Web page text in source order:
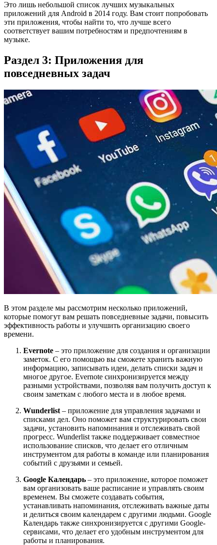
Это лишь небольшой список лучших музыкальных
приложений для Android в 2014 году. Вам стоит попробовать
эти приложения, чтобы найти то, что лучше всего
соответствует вашим потребностям и предпочтениям в
музыке.
Раздел 3: Приложения для
повседневных задач
В этом разделе мы рассмотрим несколько приложений,
которые помогут вам решать повседневные задачи, повысить
эффективность работы и улучшить организацию своего
времени.
Evernote – это приложение для создания и организации
заметок. С его помощью вы сможете хранить важную
информацию, записывать идеи, делать списки задач и
многое другое. Evernote синхронизируется между
разными устройствами, позволяя вам получить доступ к
своим заметкам с любого места и в любое время.
Wunderlist – приложение для управления задачами и
списками дел. Оно поможет вам структурировать свои
задачи, установить напоминания и отслеживать свой
прогресс. Wunderlist также поддерживает совместное
использование списков, что делает его отличным
инструментом для работы в команде или планирования
событий с друзьями и семьей.
Google Календарь – это приложение, которое поможет
вам организовать ваше расписание и управлять своим
временем. Вы сможете создавать события,
устанавливать напоминания, отслеживать важные даты
и делиться своим календарем с другими людьми. Google
Календарь также синхронизируется с другими Google-
сервисами, что делает его удобным инструментом для
работы и планирования.